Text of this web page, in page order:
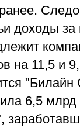
доходы за
на 11,5 и
"Билайн
6,5